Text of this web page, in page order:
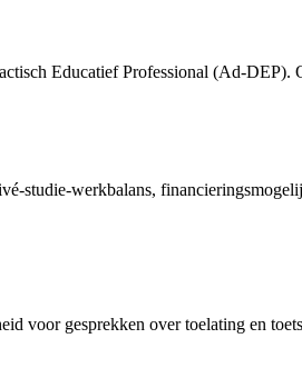
Educatief Professional (Ad-
studie-werkbalans,
voor gesprekken over toelating en